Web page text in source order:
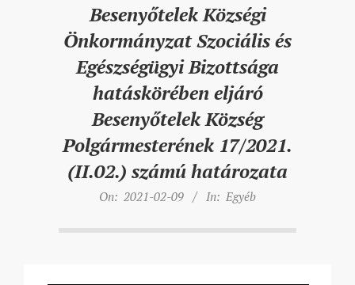
Besenyőtelek Községi
Önkormányzat Szociális és
Egészségügyi Bizottsága
hatáskörében eljáró
Besenyőtelek Község
Polgármesterének 17/2021.
(II.02.) számú határozata
On: 2021-02-09 In: Egyéb